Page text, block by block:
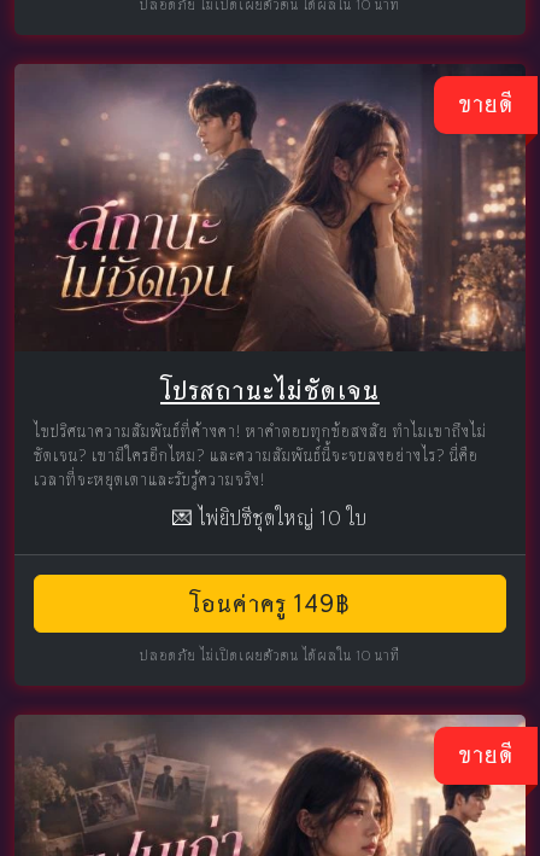
ปลอดภัย ไม่เปิดเผยตัวตน ได้ผลใน 10 นาที
ขายดี
โปรสถานะไม่ชัดเจน
ไขปริศนาความสัมพันธ์ที่ค้างคา! หาคำตอบทุกข้อสงสัย ทำไมเขาถึงไม่
ชัดเจน? เขามีใครอีกไหม? และความสัมพันธ์นี้จะจบลงอย่างไร? นี่คือ
เวลาที่จะหยุดเดาและรับรู้ความจริง!
💌 ไพ่ยิปซีชุดใหญ่ 10 ใบ
โอนค่าครู 149฿
ปลอดภัย ไม่เปิดเผยตัวตน ได้ผลใน 10 นาที
ขายดี